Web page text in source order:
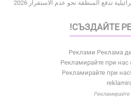
تدفع المنطقة نحو عدم الاستقرار 2026
СЪЗДАЙТЕ